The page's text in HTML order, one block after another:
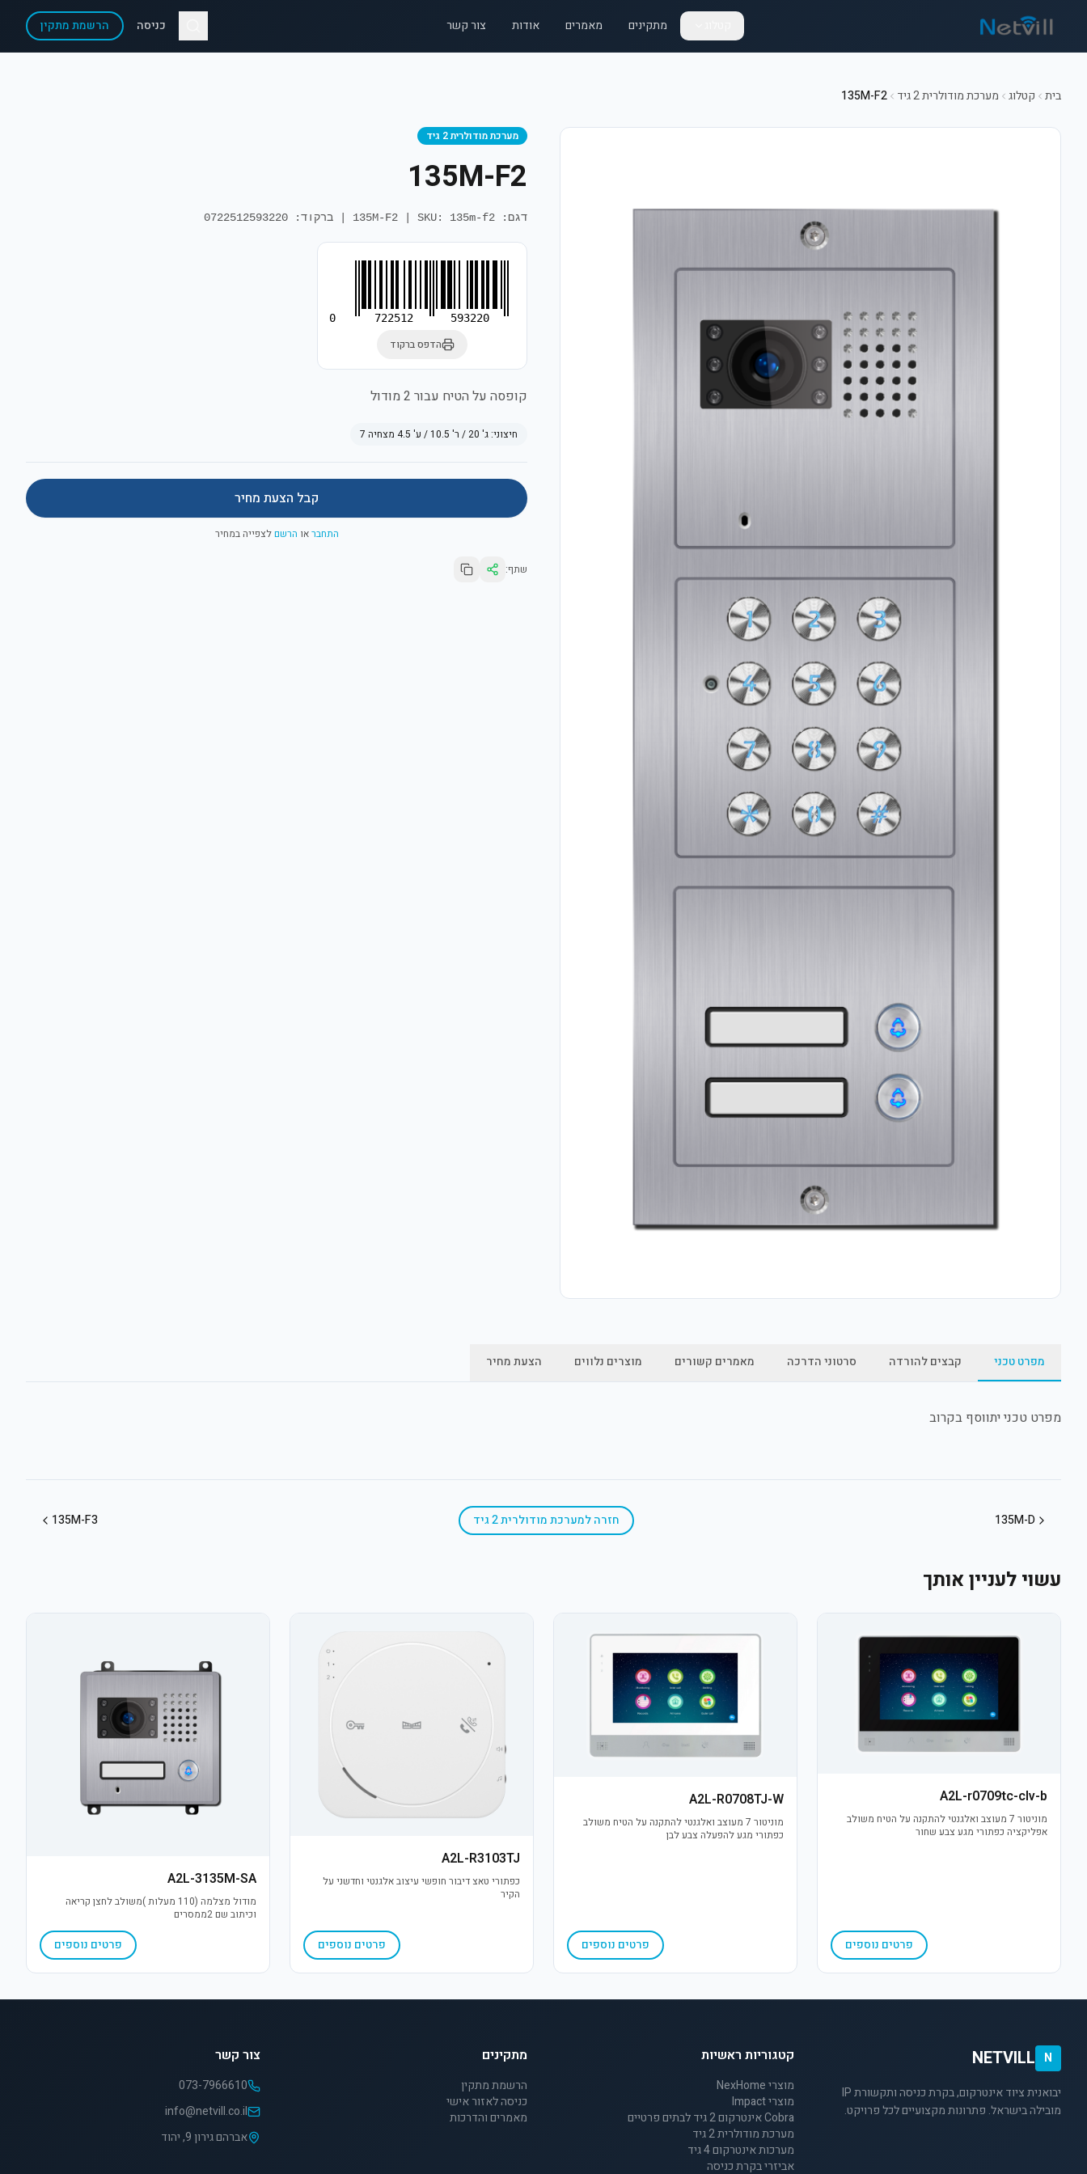
מתקינים מאמרים אודות צור קשר כניסה הרשמת מתקין
בית קטלוג מערכת מודולרית 2 גיד 135M-F2
מערכת מודולרית 2 גיד
135M-F2
דגם: 135M-F2 SKU: 135m-f2 | ברקוד: 0722512593220
0 722512 593220
הדפס ברקוד
קופסה על הטיח עבור 2 מודול
חיצוני: ג' 20 / ר' 10.5 / ע' 4.5 מצחיה 7
קבל הצעת מחיר
התחבראו הרשםלצפייה במחיר
שתף:
מפרט טכני קבצים להורדה סרטוני הדרכה מאמרים קשורים מוצרים נלווים הצעת מחיר
מפרט טכני יתווסף בקרוב
135M-D חזרה למערכת מודולרית 2 גיד 135M-F3
עשוי לעניין אותך
A2L-r0709tc-clv-b
מוניטור 7 מעוצב ואלגנטי להתקנה על הטיח משולב
אפליקציה כפתורי מגע צבע שחור
פרטים נוספים
A2L-R0708TJ-W
מוניטור 7 מעוצב ואלגנטי להתקנה על הטיח משולב
כפתורי מגע להפעלה צבע לבן
פרטים נוספים
A2L-R3103TJ
כפתורי טאצ דיבור חופשי עיצוב אלגנטי וחדשני על
הקיר
פרטים נוספים
A2L-3135M-SA
מודול מצלמה (110 מעלות )משולב לחצן קריאה
וכיתוב שם 2ממסרים
פרטים נוספים
N
NETVILL
יבואנית ציוד אינטרקום, בקרת כניסה ותקשורת IP
מובילה בישראל. פתרונות מקצועיים לכל פרויקט.
קטגוריות ראשיות
מוצרי NexHome
מוצרי Impact
Cobra אינטרקום 2 גיד לבתים פרטיים
מערכת מודולרית 2 גיד
מערכות אינטרקום 4 גיד
אביזרי בקרת כניסה
מתקינים
הרשמת מתקין
כניסה לאזור אישי
מאמרים והדרכות
צור קשר
073-7966610
info@netvill.co.il
אברהם גירון 9, יהוד